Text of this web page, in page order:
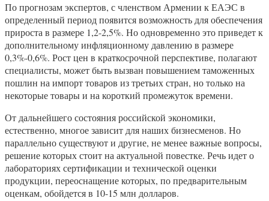
По прогнозам экспертов, с членством Армении к ЕАЭС в
определенный период появится возможность для обеспечения
прироста в размере 1,2-2,5%. Но одновременно это приведет к
дополнительному инфляционному давлению в размере
0,3%-0,6%. Рост цен в краткосрочной перспективе, полагают
специалисты, может быть вызван повышением таможенных
пошлин на импорт товаров из третьих стран, но только на
некоторые товары и на короткий промежуток времени.
От дальнейшего состояния российской экономики,
естественно, многое зависит для наших бизнесменов. Но
параллельно существуют и другие, не менее важные вопросы,
решение которых стоит на актуальной повестке. Речь идет о
лабораториях сертификации и технической оценки
продукции, переоснащение которых, по предварительным
оценкам, обойдется в 10-15 млн долларов.